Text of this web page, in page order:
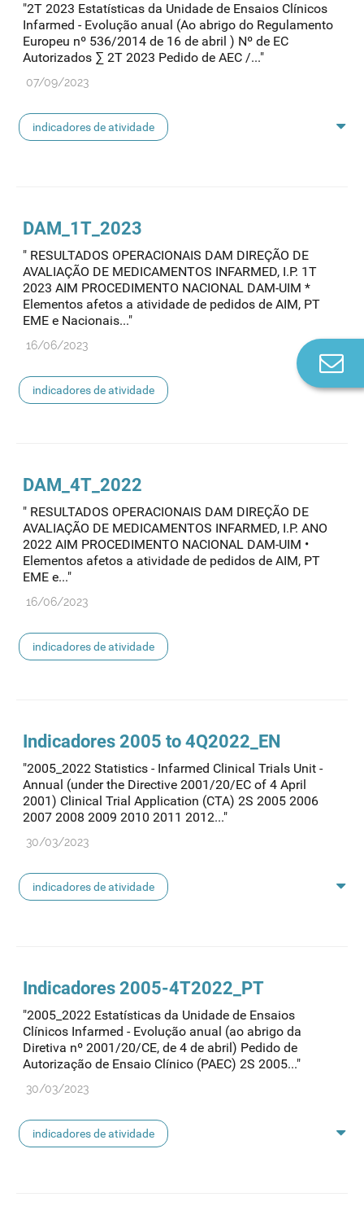
"2T 2023 Estatísticas da Unidade de Ensaios Clínicos
Infarmed - Evolução anual (Ao abrigo do Regulamento
Europeu nº 536/2014 de 16 de abril ) Nº de EC
Autorizados ∑ 2T 2023 Pedido de AEC /..."
07/09/2023
indicadores de atividade
DAM_1T_2023
" RESULTADOS OPERACIONAIS DAM DIREÇÃO DE
AVALIAÇÃO DE MEDICAMENTOS INFARMED, I.P. 1T
2023 AIM PROCEDIMENTO NACIONAL DAM-UIM *
Elementos afetos a atividade de pedidos de AIM, PT
EME e Nacionais..."
16/06/2023
indicadores de atividade
DAM_4T_2022
" RESULTADOS OPERACIONAIS DAM DIREÇÃO DE
AVALIAÇÃO DE MEDICAMENTOS INFARMED, I.P. ANO
2022 AIM PROCEDIMENTO NACIONAL DAM-UIM •
Elementos afetos a atividade de pedidos de AIM, PT
EME e..."
16/06/2023
indicadores de atividade
Indicadores 2005 to 4Q2022_EN
"2005_2022 Statistics - Infarmed Clinical Trials Unit -
Annual (under the Directive 2001/20/EC of 4 April
2001) Clinical Trial Application (CTA) 2S 2005 2006
2007 2008 2009 2010 2011 2012..."
30/03/2023
indicadores de atividade
Indicadores 2005-4T2022_PT
"2005_2022 Estatísticas da Unidade de Ensaios
Clínicos Infarmed - Evolução anual (ao abrigo da
Diretiva nº 2001/20/CE, de 4 de abril) Pedido de
Autorização de Ensaio Clínico (PAEC) 2S 2005..."
30/03/2023
indicadores de atividade